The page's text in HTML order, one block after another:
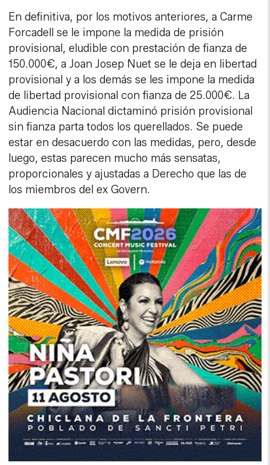
En definitiva, por los motivos anteriores, a Carme
Forcadell se le impone la medida de prisión
provisional, eludible con prestación de fianza de
150.000€, a Joan Josep Nuet se le deja en libertad
provisional y a los demás se les impone la medida
de libertad provisional con fianza de 25.000€. La
Audiencia Nacional dictaminó prisión provisional
sin fianza parta todos los querellados. Se puede
estar en desacuerdo con las medidas, pero, desde
luego, estas parecen mucho más sensatas,
proporcionales y ajustadas a Derecho que las de
los miembros del ex Govern.